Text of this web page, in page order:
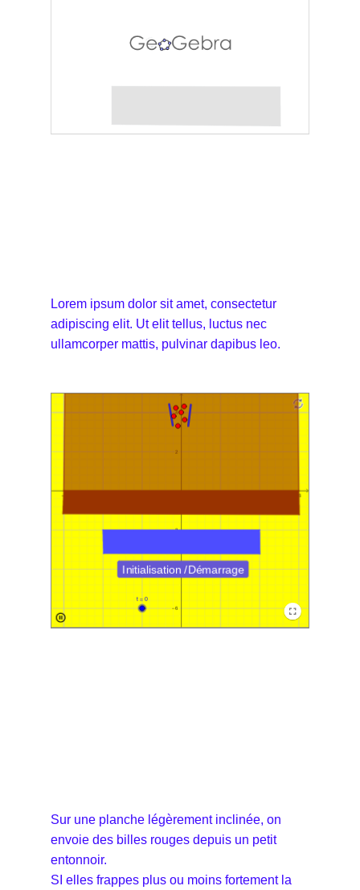
Lorem ipsum dolor sit amet, consectetur
adipiscing elit. Ut elit tellus, luctus nec
ullamcorper mattis, pulvinar dapibus leo.
Sur une planche légèrement inclinée, on
envoie des billes rouges depuis un petit
entonnoir.
SI elles frappes plus ou moins fortement la